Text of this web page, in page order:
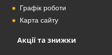
Графік роботи
Карта сайту
Акції та знижки